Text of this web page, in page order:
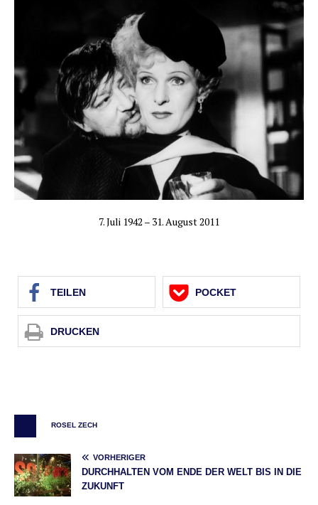
7. Juli 1942 – 31. August 2011
TEI­LEN POCKET
DRU­CKEN
ROSEL ZECH
VORHERIGER
DURCHHALTEN VOM ENDE DER WELT BIS IN DIE
ZUKUNFT